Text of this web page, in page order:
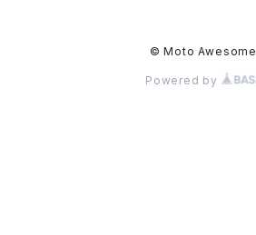
© Moto Awesome
Powered by